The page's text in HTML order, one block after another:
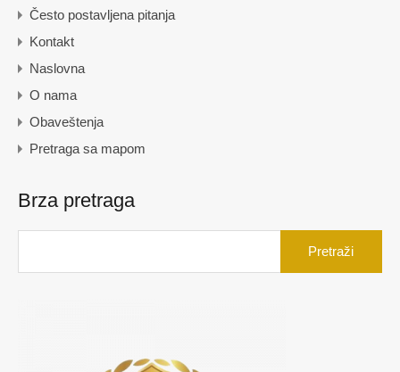
Često postavljena pitanja
Kontakt
Naslovna
O nama
Obaveštenja
Pretraga sa mapom
Brza pretraga